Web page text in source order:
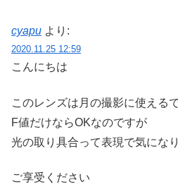
cyapu より:
2020.11.25 12:59
こんにちは
このレンズは月の撮影に使える
F値だけならOKなのですが
光の取り具合って表現で気にな
ご享受ください